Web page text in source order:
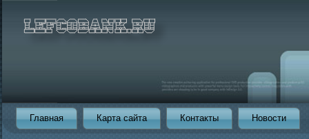
Главная Карта сайта Контакты Новости